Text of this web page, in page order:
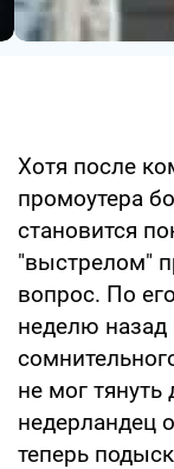
Хотя после
промоутера
становится
"выстрелом"
вопрос. По
неделю
не мог
недерландец
теперь